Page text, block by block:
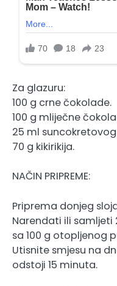
Za glazuru:
100 g crne čokolade.
100 g mliječne
25 ml
70 g kikirikija.
NAČIN PRIPREME:
Priprema donjeg
Narendati ili samljeti
sa 100 g otopljenog
Utisnite smjesu na
odstoji 15 minuta.